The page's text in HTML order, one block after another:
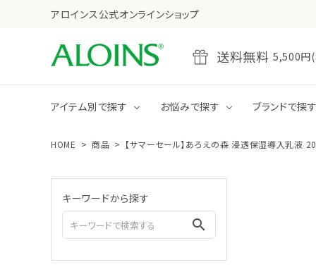
アロインス公式オンラインショップ
送料無料 5,500円(
アイテム別で探す
全商品をみる
クレンジング
ジェル
お悩みで探す ブランドで探
HOME 商品 【サマーセール】あろえの森 浸透保湿導入乳液
キーワードから探す
search